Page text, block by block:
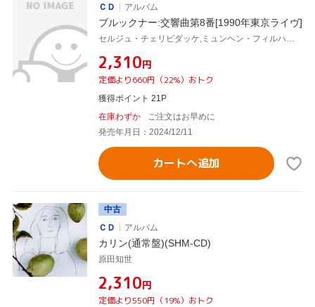
ＣＤ
アルバム
ブルックナー:交響曲第8番[1990年東京ライヴ]
セルジュ・チェリビダッケ,ミュンヘン・フィルハーモニー管弦楽団
¥2,310円
定価より660円（22%）おトク
獲得ポイント 21P
在庫わずか
ご注文はお早めに
発売年月日：2024/12/11
カートへ追加
中古
ＣＤ
アルバム
カリン(通常盤)(SHM-CD)
原田知世
¥2,310円
定価より550円（19%）おトク